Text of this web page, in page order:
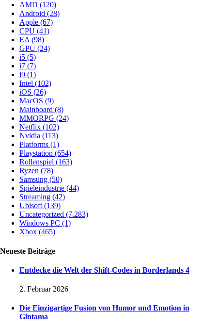
AMD (120)
Android (28)
Apple (67)
CPU (41)
EA (98)
GPU (24)
i5 (5)
i7 (7)
i9 (1)
Intel (102)
iOS (26)
MacOS (9)
Mainboard (8)
MMORPG (24)
Netflix (102)
Nvidia (113)
Platforms (1)
Playstation (654)
Rollenspiel (163)
Ryzen (78)
Samsung (50)
Spieleindustrie (44)
Streaming (42)
Ubisoft (139)
Uncategorized (7.283)
Windows PC (1)
Xbox (465)
Neueste Beiträge
Entdecke die Welt der Shift-Codes in Borderlands 4
2. Februar 2026
Die Einzigartige Fusion von Humor und Emotion in
Gintama